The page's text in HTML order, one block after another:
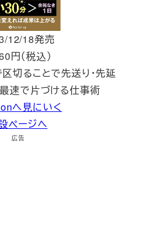
12/18発売
円（税込）
切ることで先送り・先延
速で片づける仕事術
へ見にいく
ページへ
広告